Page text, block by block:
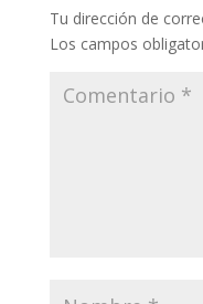
Tu dirección de
Los campos